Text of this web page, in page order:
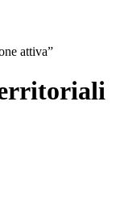
attiva”